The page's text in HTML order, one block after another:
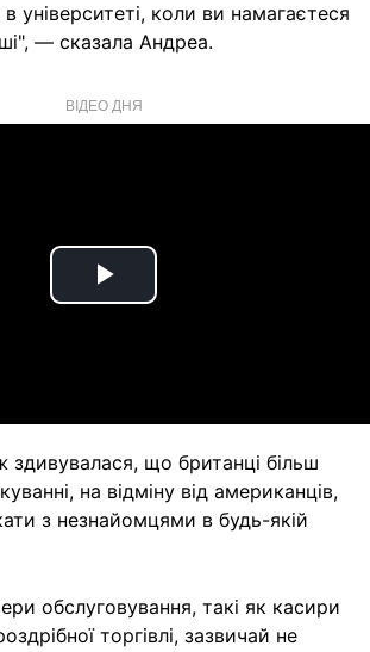
університеті, коли ви намагаєтеся
— сказала Андреа.
ВІДЕО ДНЯ
Play
здивувалася, що британці більш
на відміну від американців,
з незнайомцями в будь-якій
обслуговування, такі як касири
торгівлі, зазвичай не